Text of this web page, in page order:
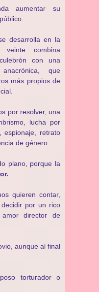
aumentar su
desarrolla en la
combina
con una
que
más propios de
por resolver, una
lucha por
espionaje, retrato
de género…
plano, porque la
quieren contar,
por un rico
director de
aunque al final
torturador o